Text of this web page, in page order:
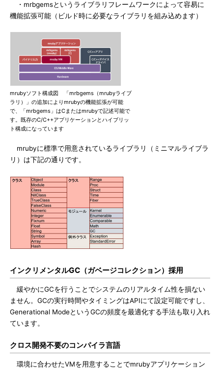
・mrbgemsというライブラリフレームワークによって容易に
機能拡張可能（ビルド時に必要なライブラリを組み込めます）
mrubyソフト構成図 「mrbgems（mrubyライブ
ラリ）」の追加によりmrubyの機能拡張が可能
で、「mrbgems」はCまたはmrubyで記述可能で
す。既存のC/C++アプリケーションとハイブリッ
ト構成になっています
mrubyに標準で用意されているライブラリ（ミニマルライブラ
リ）は下記の通りです。
インクリメンタルGC（ガベージコレクション）採用
緩やかにGCを行うことでシステムのリアルタイム性を損ない
ません。GCの実行時間やタイミングはAPIにて設定可能ですし、
Generational ModeというGCの頻度を最適化する手法も取り入れ
ています。
クロス開発不要のコンパイラ言語
環境に合わせたVMを用意することでmrubyアプリケーション